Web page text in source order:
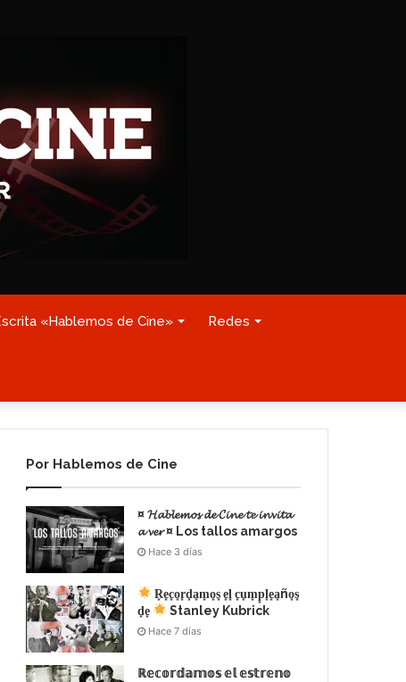
«Hablemos de Cine» Redes
Por Hablemos de Cine
¤ 𝓗𝓪𝓫𝓵𝓮𝓶𝓸𝓼 𝓭𝓮 𝓒𝓲𝓷𝓮 𝓽𝓮 𝓲𝓷𝓿𝓲𝓽𝓪
𝓪 𝓿𝓮𝓻 ¤ Los tallos amargos
Hace 3 días
R͙e͙c͙o͙r͙d͙a͙m͙o͙s͙ e͙l͙ c͙u͙m͙p͙l͙e͙a͙ño͙s͙
d͙e͙
Stanley Kubrick
Hace 7 días
ℝ𝕖𝕔𝕠𝕣𝕕𝕒𝕞𝕠𝕤 𝕖𝕝 𝕖𝕤𝕥𝕣𝕖𝕟𝕠